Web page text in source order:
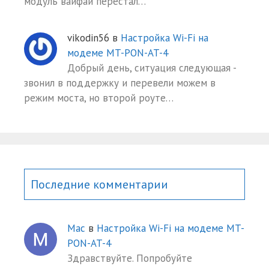
vikodin56 в Настройка Wi-Fi на
модеме MT-PON-AT-4
Добрый день, ситуация следующая -
звонил в поддержку и перевели можем в
режим моста, но второй роуте…
Последние комментарии
Mac в Настройка Wi-Fi на модеме MT-
PON-AT-4
Здравствуйте. Попробуйте